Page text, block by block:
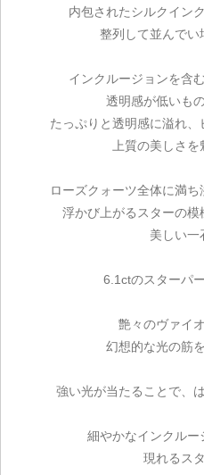
内包されたシルクイン
整列して並んでい
インクルージョンを含
透明感が低いも
たっぷりと透明感に溢れ
上質の美しさを
ローズクォーツ全体に満
浮かび上がるスターの
美しい一
6.1ctのスターパ
艶々のヴァイ
幻想的な光の筋
強い光が当たることで、
細やかなインクル
現れるス